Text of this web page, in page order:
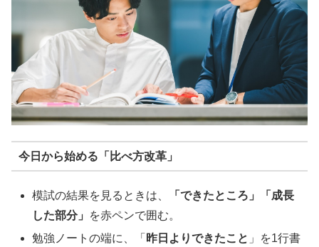
今日から始める「比べ方改革」
模試の結果を見るときは、
「できたところ」「成長
した部分」
を赤ペンで囲む。
勉強ノートの端に、「 昨日よりできたこと 」を1行書